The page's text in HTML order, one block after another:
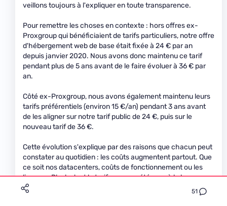
51
veillons toujours à l'expliquer en toute transparence.
Pour remettre les choses en contexte : hors offres ex-
Proxgroup qui bénéficiaient de tarifs particuliers, notre offre
d'hébergement web de base était fixée à 24 € par an
depuis janvier 2020. Nous avons donc maintenu ce tarif
pendant plus de 5 ans avant de le faire évoluer à 36 € par
an.
Côté ex-Proxgroup, nous avons également maintenu leurs
tarifs préférentiels (environ 15 €/an) pendant 3 ans avant
de les aligner sur notre tarif public de 24 €, puis sur le
nouveau tarif de 36 €.
Cette évolution s'explique par des raisons que chacun peut
constater au quotidien : les coûts augmentent partout. Que
ce soit nos datacenters, coûts de fonctionnement ou les
licences Plesk, dont le tarif a encore été revu à la hausse en
ce début d'année, une augmentation que nous n'avons